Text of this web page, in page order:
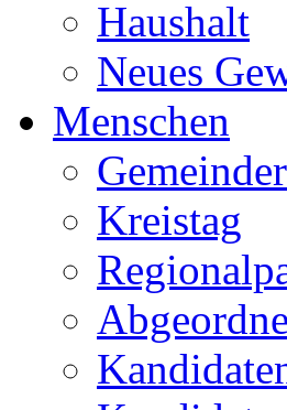
Haushalt
Neues
Menschen
Kreistag